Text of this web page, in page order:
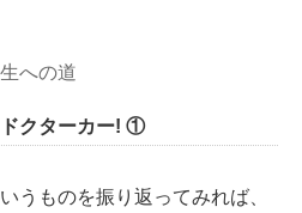
への道
クターカー! ①
うものを振り返ってみれば、